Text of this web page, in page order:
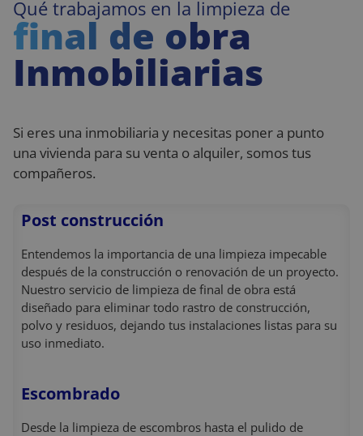
Qué trabajamos en la limpieza de
final de obra
Inmobiliarias
Si eres una inmobiliaria y necesitas poner a punto
una vivienda para su venta o alquiler, somos tus
compañeros.
Post construcción
Entendemos la importancia de una limpieza impecable
después de la construcción o renovación de un proyecto.
Nuestro servicio de limpieza de final de obra está
diseñado para eliminar todo rastro de construcción,
polvo y residuos, dejando tus instalaciones listas para su
uso inmediato.
Escombrado
Desde la limpieza de escombros hasta el pulido de